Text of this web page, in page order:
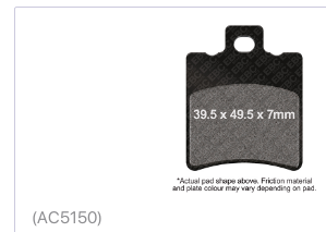
(AC5150)